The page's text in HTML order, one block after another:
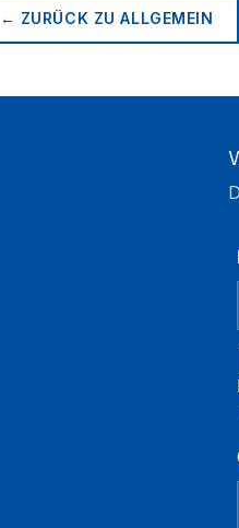
← ZURÜCK ZUALLGEMEIN